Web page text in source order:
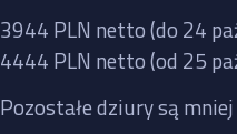
3944 PLN netto (do 24
4444 PLN netto (od 25
Pozostałe dziury są